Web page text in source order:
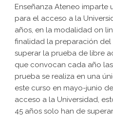
Enseñanza Ateneo imparte
para el acceso a la
años, en la modalidad on
finalidad la preparación
superar la prueba de libre
que convocan cada año
prueba se realiza en una
este curso en mayo-junio
acceso a la Universidad,
45 años solo han de